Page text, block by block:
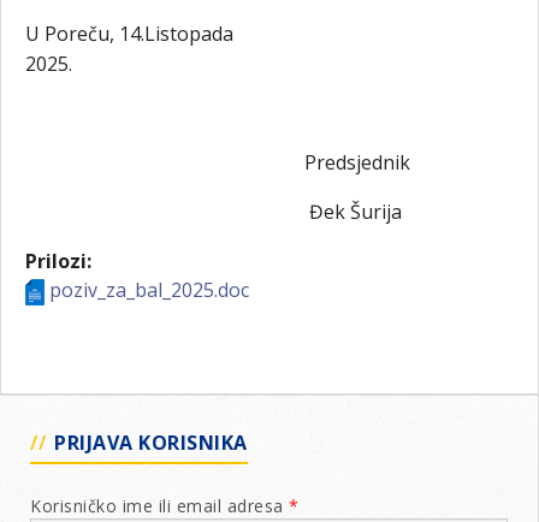
U Poreču, 14.Listopada
2025.
Predsjednik
Đek Šurija
Prilozi:
poziv_za_bal_2025.doc
PRIJAVA KORISNIKA
Korisničko ime ili email adresa *